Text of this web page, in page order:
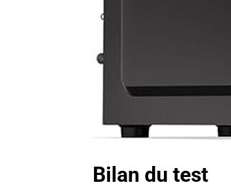
Bilan du test